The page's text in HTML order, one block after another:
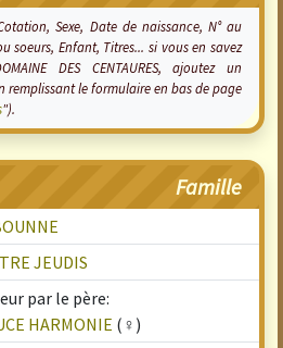
Sexe, Date de naissance, N° au
soeurs, Enfant, Titres... si vous en savez
DES CENTAURES, ajoutez un
remplissant le formulaire en bas de page
").
Famille
JEUDIS
par le père:
HARMONIE (♀)